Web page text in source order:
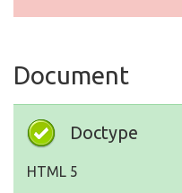
Document
Doctype
HTML 5